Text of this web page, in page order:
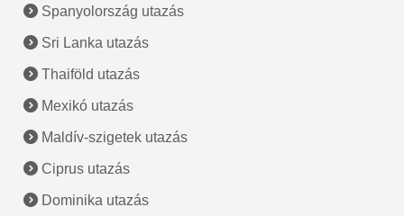
Spanyolország utazás
Sri Lanka utazás
Thaiföld utazás
Mexikó utazás
Maldív-szigetek utazás
Ciprus utazás
Dominika utazás